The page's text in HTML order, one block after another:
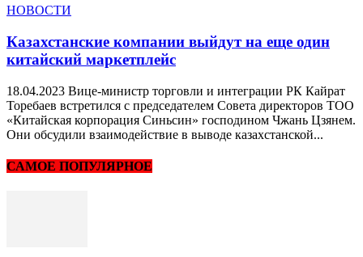
НОВОСТИ
Казахстанские компании выйдут на еще один
китайский маркетплейс
18.04.2023 Вице-министр торговли и интеграции РК Кайрат
Торебаев встретился с председателем Совета директоров ТОО
«Китайская корпорация Синьсин» господином Чжань Цзянем.
Они обсудили взаимодействие в выводе казахстанской...
САМОЕ ПОПУЛЯРНОЕ